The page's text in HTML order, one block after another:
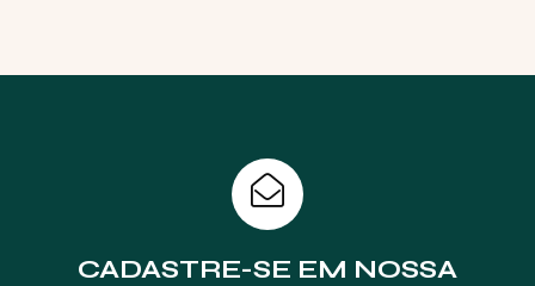
CADASTRE-SE EM NOSSA